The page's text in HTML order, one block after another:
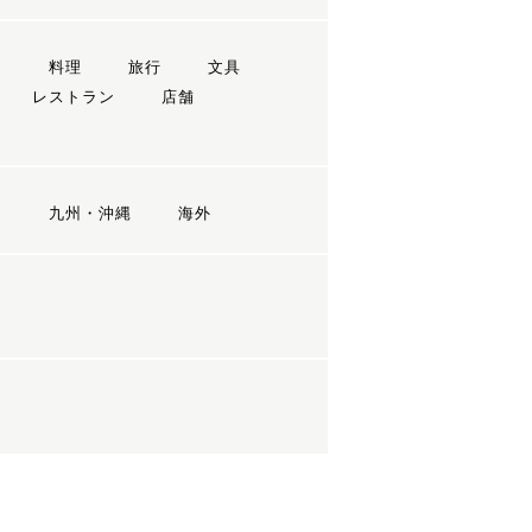
料理 旅行
文具
レストラン
店舗
九州・沖縄 海外